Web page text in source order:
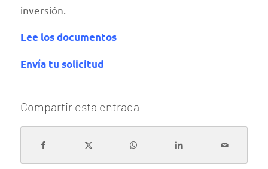
inversión.
Lee los documentos
Envía tu solicitud
Compartir esta entrada